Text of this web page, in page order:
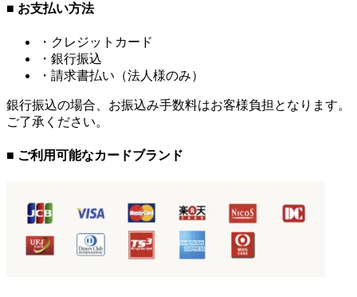
■ お支払い方法
・クレジットカード
・銀行振込
・請求書払い（法人様のみ）
銀行振込の場合、お振込み手数料はお客様負担となります。
ご了承ください。
■ ご利用可能なカードブランド